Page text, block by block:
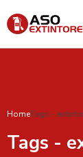
HomeTags -
Tags -